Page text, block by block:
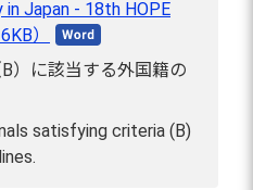
in Japan - 18th HOPE
）
）に該当する外国籍の
satisfying criteria (B)